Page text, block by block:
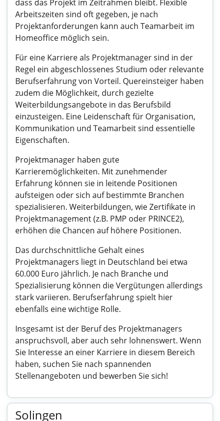
dass das Projekt im Zeitrahmen bleibt. Flexible
Arbeitszeiten sind oft gegeben, je nach
Projektanforderungen kann auch Teamarbeit im
Homeoffice möglich sein.
Für eine Karriere als Projektmanager sind in der
Regel ein abgeschlossenes Studium oder relevante
Berufserfahrung von Vorteil. Quereinsteiger haben
zudem die Möglichkeit, durch gezielte
Weiterbildungsangebote in das Berufsbild
einzusteigen. Eine Leidenschaft für Organisation,
Kommunikation und Teamarbeit sind essentielle
Eigenschaften.
Projektmanager haben gute
Karrieremöglichkeiten. Mit zunehmender
Erfahrung können sie in leitende Positionen
aufsteigen oder sich auf bestimmte Branchen
spezialisieren. Weiterbildungen, wie Zertifikate in
Projektmanagement (z.B. PMP oder PRINCE2),
erhöhen die Chancen auf höhere Positionen.
Das durchschnittliche Gehalt eines
Projektmanagers liegt in Deutschland bei etwa
60.000 Euro jährlich. Je nach Branche und
Spezialisierung können die Vergütungen allerdings
stark variieren. Berufserfahrung spielt hier
ebenfalls eine wichtige Rolle.
Insgesamt ist der Beruf des Projektmanagers
anspruchsvoll, aber auch sehr lohnenswert. Wenn
Sie Interesse an einer Karriere in diesem Bereich
haben, suchen Sie nach spannenden
Stellenangeboten und bewerben Sie sich!
Solingen